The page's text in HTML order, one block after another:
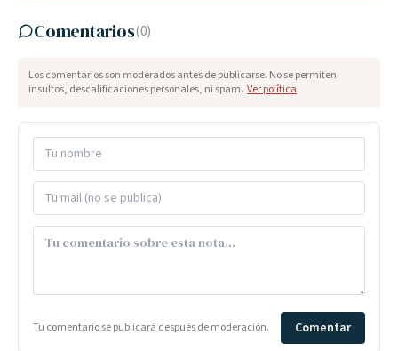
Comentarios(0)
Los comentarios son moderados antes de publicarse. No se permiten
insultos, descalificaciones personales, ni spam. Ver política
Tu comentario se publicará después de moderación. Comentar